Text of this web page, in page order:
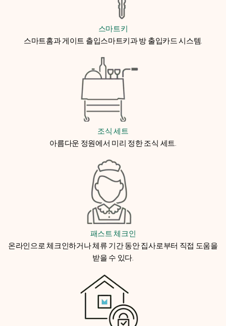
스마트키
스마트홈과 게이트 츨입스마트키과 방 출입카드 시스템.
조식 세트
아름다운 정원에서 미리 정한 조식 세트.
패스트 체크인
온라인으로 체크인하거나 체류 기간 동안 집사로부터 직접 도움을
받을 수 있다.